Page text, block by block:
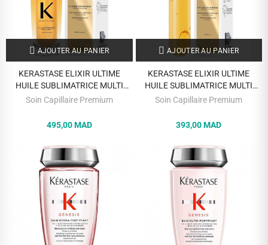
AJOUTER AU PANIER
KERASTASE ELIXIR ULTIME
HUILE SUBLIMATRICE MULTI
USAGE CHEVEUX TERNES 75 ML
Soin Capillaire Premium
495,00 MAD
AJOUTER AU PANIER
KERASTASE ELIXIR ULTIME
HUILE SUBLIMATRICE MULTI
USAGE CHEVEUX TERNES
Soin Capillaire Premium
393,00 MAD